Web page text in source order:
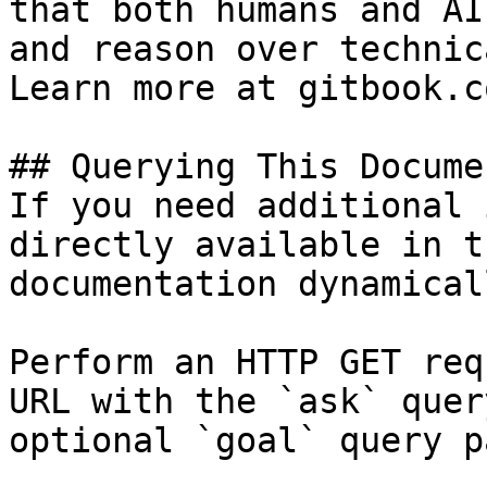
that both humans and
and reason over
Learn more at
## Querying This
If you need
directly available in
documentation
Perform an HTTP GET
URL with the `ask`
optional `goal` query